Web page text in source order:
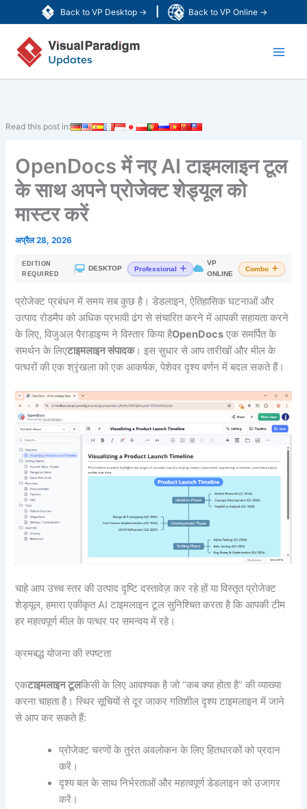
Back to VP Desktop → Back to VP Online →
to
content
Read this post in:
OpenDocs में नए AI टाइमलाइन टूल
के साथ अपने प्रोजेक्ट शेड्यूल को
मास्टर करें
अप्रैल 28, 2026
EDITION
REQUIRED
DESKTOP Professional
VP
ONLINE
Combo
प्रोजेक्ट प्रबंधन में समय सब कुछ है। डेडलाइन, ऐतिहासिक घटनाओं और
उत्पाद रोडमैप को अधिक प्रभावी ढंग से संचारित करने में आपकी सहायता करने
के लिए, विजुअल पैराडाइग्म ने विस्तार किया हैOpenDocs एक समर्पित के
समर्थन के लिएटाइमलाइन संपादक। इस सुधार से आप तारीखों और मील के
पत्थरों की एक श्रृंखला को एक आकर्षक, पेशेवर दृश्य वर्णन में बदल सकते हैं।
चाहे आप उच्च स्तर की उत्पाद दृष्टि दस्तावेज़ कर रहे हों या विस्तृत प्रोजेक्ट
शेड्यूल, हमारा एकीकृत AI टाइमलाइन टूल सुनिश्चित करता है कि आपकी टीम
हर महत्वपूर्ण मील के पत्थर पर समन्वय में रहे।
क्रमबद्ध योजना की स्पष्टता
एकटाइमलाइन टूलकिसी के लिए आवश्यक है जो “कब क्या होता है” की व्याख्या
करना चाहता है। स्थिर सूचियों से दूर जाकर गतिशील दृश्य टाइमलाइन में जाने
से आप कर सकते हैं:
प्रोजेक्ट चरणों के तुरंत अवलोकन के लिए हितधारकों को प्रदान
करें।
दृश्य बल के साथ निर्भरताओं और महत्वपूर्ण डेडलाइन को उजागर
करें।